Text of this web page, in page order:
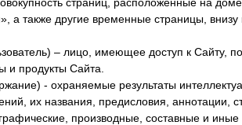
также другие временные страницы, внизу
– лицо, имеющее доступ к Сайту,
продукты Сайта.
- охраняемые результаты
их названия, предисловия, аннотации,
производные, составные и иные